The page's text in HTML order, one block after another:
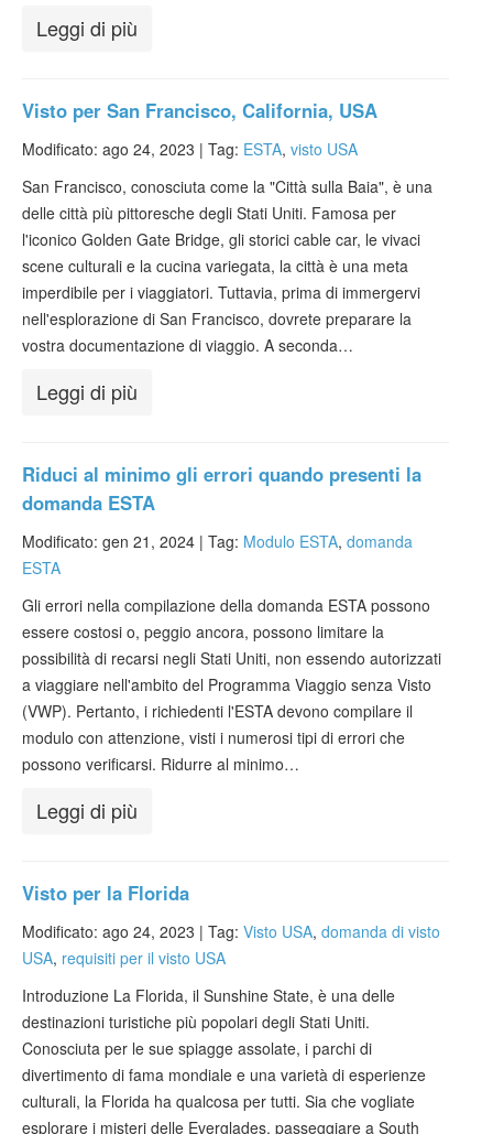
Leggi di più
Visto per San Francisco, California, USA
Modificato: ago 24, 2023 | Tag: ESTA, visto USA
San Francisco, conosciuta come la "Città sulla Baia", è una
delle città più pittoresche degli Stati Uniti. Famosa per
l'iconico Golden Gate Bridge, gli storici cable car, le vivaci
scene culturali e la cucina variegata, la città è una meta
imperdibile per i viaggiatori. Tuttavia, prima di immergervi
nell'esplorazione di San Francisco, dovrete preparare la
vostra documentazione di viaggio. A seconda…
Leggi di più
Riduci al minimo gli errori quando presenti la
domanda ESTA
Modificato: gen 21, 2024 | Tag: Modulo ESTA, domanda
ESTA
Gli errori nella compilazione della domanda ESTA possono
essere costosi o, peggio ancora, possono limitare la
possibilità di recarsi negli Stati Uniti, non essendo autorizzati
a viaggiare nell'ambito del Programma Viaggio senza Visto
(VWP). Pertanto, i richiedenti l'ESTA devono compilare il
modulo con attenzione, visti i numerosi tipi di errori che
possono verificarsi. Ridurre al minimo…
Leggi di più
Visto per la Florida
Modificato: ago 24, 2023 | Tag: Visto USA, domanda di visto
USA, requisiti per il visto USA
Introduzione La Florida, il Sunshine State, è una delle
destinazioni turistiche più popolari degli Stati Uniti.
Conosciuta per le sue spiagge assolate, i parchi di
divertimento di fama mondiale e una varietà di esperienze
culturali, la Florida ha qualcosa per tutti. Sia che vogliate
esplorare i misteri delle Everglades, passeggiare a South